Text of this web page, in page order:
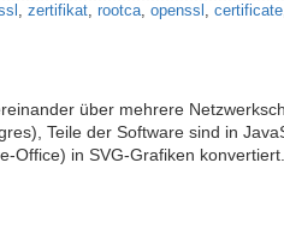
, zertifikat, rootca, openssl , certificate
über mehrere
Teile der Software sind in
Office) in SVG-Grafiken konvertiert.